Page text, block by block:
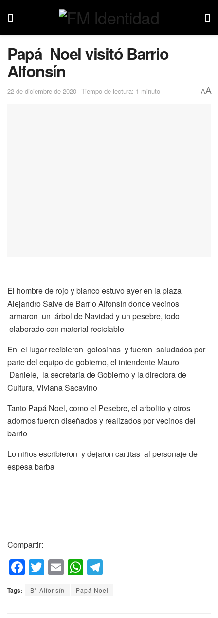
Papá Noel visitó Barrio
Alfonsín
22 de diciembre de 2020 Tiempo de lectura: 1 minuto AA
El hombre de rojo y blanco estuvo ayer en la plaza
Alejandro Salve de Barrio Alfonsín donde vecinos
armaron un árbol de Navidad y un pesebre, todo
elaborado con material reciclable
En el lugar recibieron golosinas y fueron saludados por
parte del equipo de gobierno, el intendente Mauro
Daniele, la secretaria de Gobierno y la directora de
Cultura, Viviana Sacavino
Tanto Papá Noel, como el Pesebre, el arbolito y otros
adornos fueron diseñados y realizados por vecinos del
barrio
Lo niños escribieron y dejaron cartitas al personaje de
espesa barba
Compartir:
F
a
c
T
wi
tt
E
m
ail
W
h
at
el
e
Tags: B° Alfonsín Papá Noel